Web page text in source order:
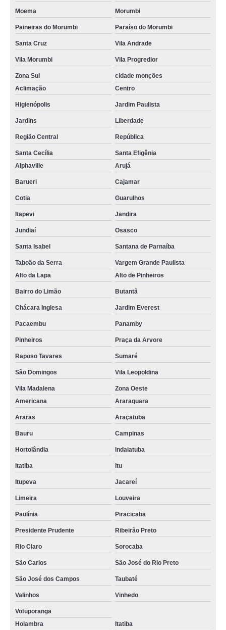
Moema Morumbi
Paineiras do Morumbi Paraíso do Morumbi
Santa Cruz Vila Andrade
Vila Morumbi Vila Progredior
Zona Sul
cidade monções
Aclimação
Centro
Higienópolis Jardim Paulista
Jardins Liberdade
Região Central República
Santa Cecília
Santa Efigênia
Alphaville
Arujá
Barueri Cajamar
Cotia Guarulhos
Itapevi Jandira
Jundiaí Osasco
Santa Isabel Santana de Parnaíba
Taboão da Serra
Vargem Grande Paulista
Alto da Lapa
Alto de Pinheiros
Bairro do Limão Butantã
Chácara Inglesa Jardim Everest
Pacaembu Panamby
Pinheiros Praça da Arvore
Raposo Tavares Sumaré
São Domingos Vila Leopoldina
Vila Madalena
Zona Oeste
Americana
Araraquara
Araras Araçatuba
Bauru Campinas
Hortolândia Indaiatuba
Itatiba Itu
Itupeva Jacareí
Limeira Louveira
Paulínia Piracicaba
Presidente Prudente Ribeirão Preto
Rio Claro Sorocaba
São Carlos São José do Rio Preto
São José dos Campos Taubaté
Valinhos Vinhedo
Votuporanga
Holambra
Itatiba